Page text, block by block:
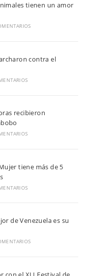
tienen un amor
contra el
recibieron
tiene más de 5
de Venezuela es su